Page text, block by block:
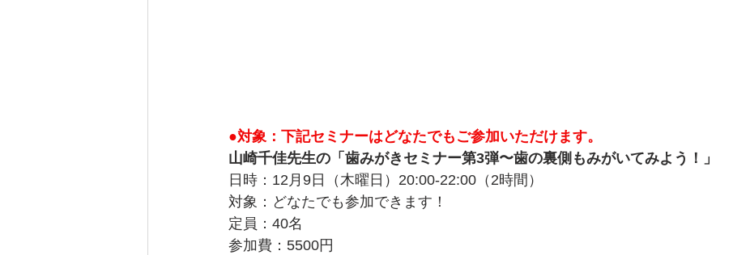
●対象：下記セミナーはどなたでもご参加いただけます。
山崎千佳先生の「歯みがきセミナー第3弾〜歯の裏側もみがいてみよう！」
日時：12月9日（木曜日）20:00-22:00（2時間）
対象：どなたでも参加できます！
定員：40名
参加費：5500円